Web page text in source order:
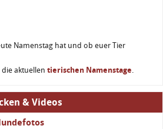
Namenstag hat und ob euer Tier
die aktuellen tierischen Namenstage.
& Videos